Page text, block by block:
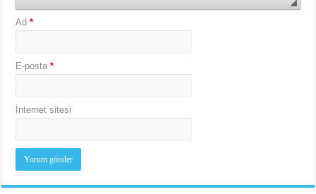
Ad*
E-posta*
İnternet sitesi